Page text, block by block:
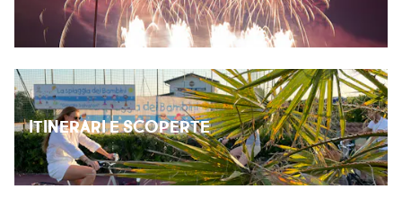
ITINERARI E SCOPERTE